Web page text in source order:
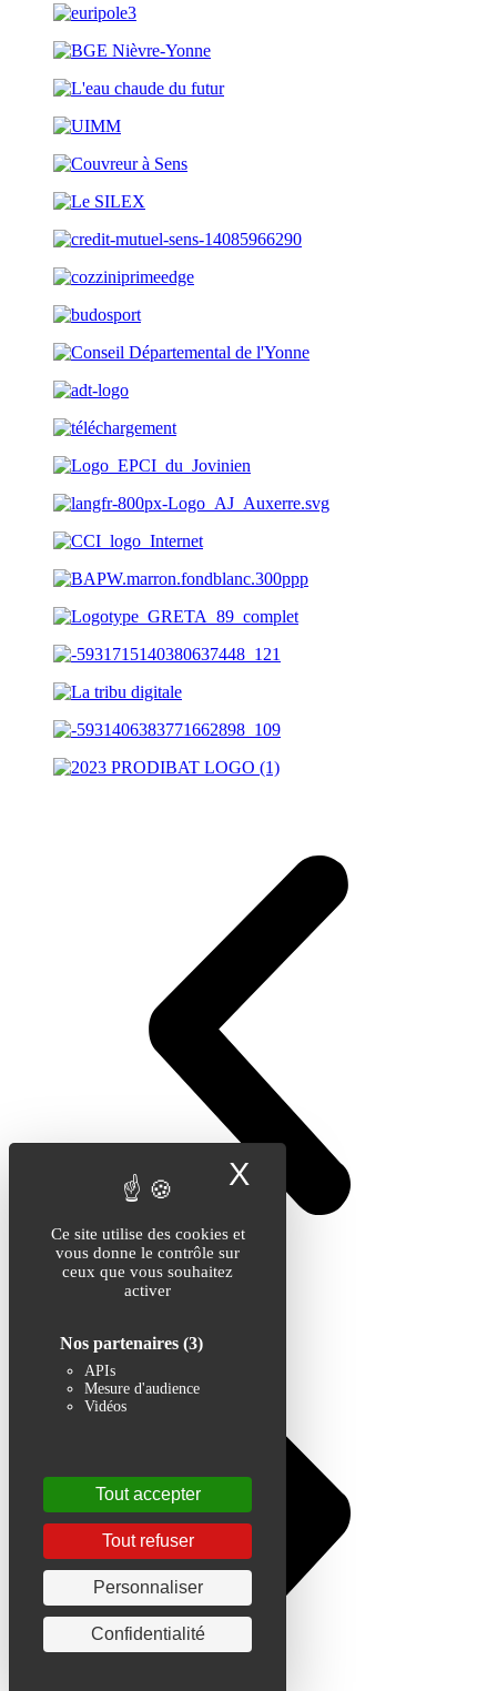
Ce site utilise des cookies et
vous donne le contrôle sur
ceux que vous souhaitez
activer
Nos partenaires (3)
APIs
Mesure d'audience
Vidéos
Tout accepter
Tout refuser
Personnaliser
Confidentialité
X Masquer le